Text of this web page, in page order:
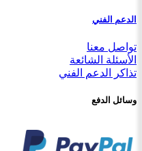
الدعم الفني
تواصل معنا
الأسئلة الشائعة
تذاكر الدعم الفني
وسائل الدفع